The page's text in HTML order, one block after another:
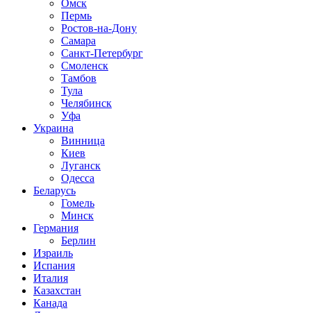
Омск
Пермь
Ростов-на-Дону
Самара
Санкт-Петербург
Смоленск
Тамбов
Тула
Челябинск
Уфа
Украина
Винница
Киев
Луганск
Одесса
Беларусь
Гомель
Минск
Германия
Берлин
Израиль
Испания
Италия
Казахстан
Канада